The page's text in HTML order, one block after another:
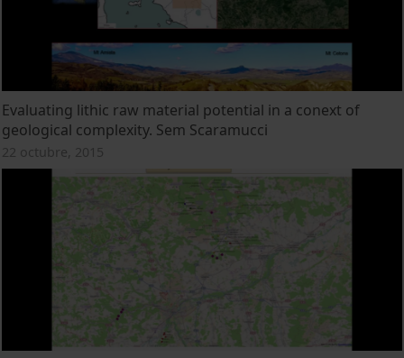
Evaluating lithic raw material potential in a conext of
geological complexity. Sem Scaramucci
22 octubre, 2015